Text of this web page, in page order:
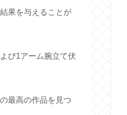
果を与えることが
び1アーム腕立て伏
最高の作品を見つ